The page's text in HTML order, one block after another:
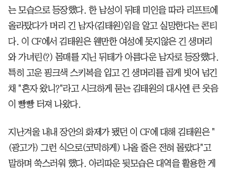
는 모습으로 등장했다. 한 남성이 뒤태 미인을 따라 리프트에
올라탔다가 머리 긴 남자(김태원)임을 알고 실망한다는 콘티
다. 이 CF에서 김태원은 웬만한 여성에 못지않은 긴 생머리
와 가녀린(?) 몸매를 지닌 뒤태가 아름다운 남자로 등장했다.
특히 고운 핑크색 스키복을 입고 긴 생머리를 곱게 빗어 넘긴
채 "혼자 왔니?"라고 시크하게 묻는 김태원의 대사엔 큰 웃음
이 빵빵 터져 나왔다.
지난겨울 내내 장안의 화제가 됐던 이 CF에 대해 김태원은 "
(광고가) 그런 식으로(코믹하게) 나올 줄은 전혀 몰랐다"고
말하며 쑥스러워 했다. 아리따운 뒷모습은 대역을 활용한 게